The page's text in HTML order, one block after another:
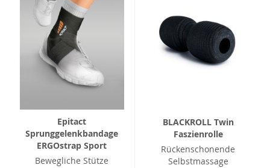
Epitact
Sprunggelenkbandage
ERGOstrap Sport
Bewegliche Stütze
BLACKROLL Twin
Faszienrolle
Rückenschonende
Selbstmassage